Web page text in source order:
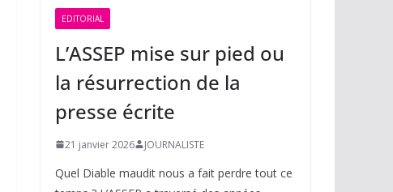
EDITORIAL
L’ASSEP mise sur pied ou
la résurrection de la
presse écrite
21 janvier 2026 JOURNALISTE
Quel Diable maudit nous a fait perdre tout ce